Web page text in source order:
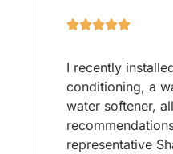
I recently
conditioning, a
water softener,
representative